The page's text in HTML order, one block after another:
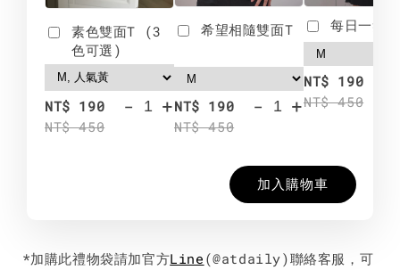
素色雙面T (3
色可選)
NT$ 190
NT$ 450
- +
希望相隨雙面T
NT$ 190
NT$ 450
- +
每日一笑
NT$ 190
NT$ 450
加入購物車
*加購此禮物袋請加官方Line (@atdaily)聯絡客服，可